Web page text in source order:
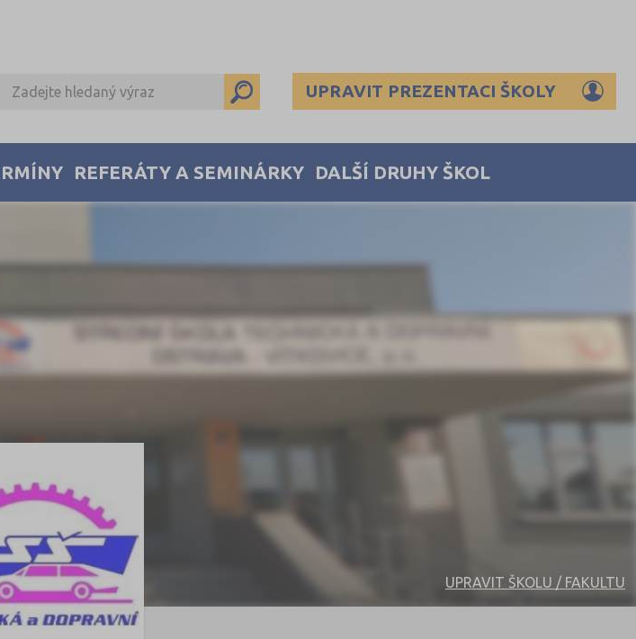
UPRAVIT PREZENTACI ŠKOLY
REFERÁTY A SEMINÁRKY DALŠÍ DRUHY ŠKOL
UPRAVIT ŠKOLU / FAKULTU